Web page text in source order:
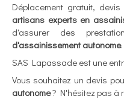
Déplacement gratuit, devis
artisans experts en
d'assurer des
d'assainissement autonome.
SAS Lapassade est une
Vous souhaitez un devis
autonome? N'hésitez pas à